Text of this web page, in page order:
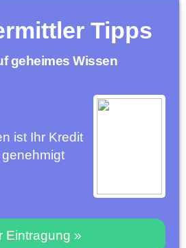
Tipps
geheimes Wissen
ist Ihr Kredit
Eintragung »